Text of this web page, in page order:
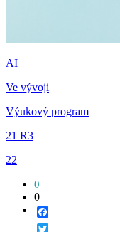
AI
Ve vývoji
Výukový program
21 R3
22
0
0